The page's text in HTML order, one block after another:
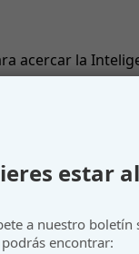
acercar la
estar
a nuestro boletín
encontrar: